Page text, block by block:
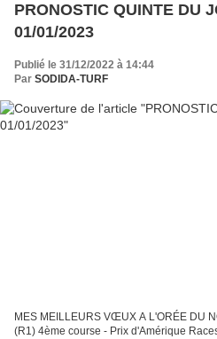
PRONOSTIC QUINTE DU
01/01/2023
Publié le 31/12/2022 à 14:44
Par SODIDA-TURF
MES MEILLEURS VŒUX A L'ORÉE DU
(R1) 4ème course - Prix d'Amérique